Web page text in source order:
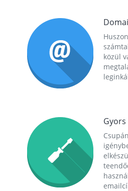
közül